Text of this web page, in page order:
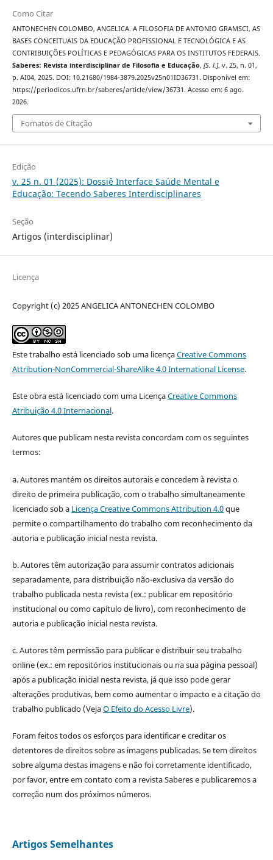
Como Citar
ANTONECHEN COLOMBO, ANGELICA. A FILOSOFIA DE ANTONIO GRAMSCI, AS
BASES CONCEITUAIS DA EDUCAÇÃO PROFISSIONAL E TECNOLÓGICA E AS
CONTRIBUIÇÕES POLÍTICAS E PEDAGÓGICAS PARA OS INSTITUTOS FEDERAIS.
Saberes: Revista interdisciplinar de Filosofia e Educação, [S. l.], v. 25, n. 01,
p. AI04, 2025. DOI: 10.21680/1984-3879.2025v25n01ID36731. Disponível em:
https://periodicos.ufrn.br/saberes/article/view/36731. Acesso em: 6 ago.
2026.
Fomatos de Citação
Edição
v. 25 n. 01 (2025): Dossiê Interface Saúde Mental e
Educação: Tecendo Saberes Interdisciplinares
Seção
Artigos (interdisciplinar)
Licença
Copyright (c) 2025 ANGELICA ANTONECHEN COLOMBO
Este trabalho está licenciado sob uma licençaCreative Commons
Attribution-NonCommercial-ShareAlike 4.0 International License.
Este obra está licenciado com uma LicençaCreative Commons
Atribuição 4.0 Internacional.
Autores que publicam nesta revista concordam com os seguintes
termos:
a. Autores mantém os direitos autorais e concedem à revista o
direito de primeira publicação, com o trabalho simultaneamente
licenciado sob a Licença Creative Commons Attribution 4.0que
permite o compartilhamento do trabalho com reconhecimento da
autoria e publicação inicial nesta revista.
b. Autores têm autorização para assumir contratos adicionais
separadamente, para distribuição não-exclusiva da versão do
trabalho publicada nesta revista (ex.: publicar em repositório
institucional ou como capítulo de livro), com reconhecimento de
autoria e publicação inicial nesta revista.
c. Autores têm permissão para publicar e distribuir seu trabalho
online (ex.: em repositórios institucionais ou na sua página pessoal)
após a publicação inicial nesta revista, já que isso pode gerar
alterações produtivas, bem como aumentar o impacto e a citação do
trabalho publicado (VejaO Efeito do Acesso Livre).
Foram feitos todos os esforços para identificar e creditar os
detentores de direitos sobre as imagens publicadas. Se tem direitos
sobre alguma destas imagens e não foi corretamente identificado,
por favor, entre em contato com a revista Saberes e publicaremos a
correção num dos próximos números.
Artigos Semelhantes